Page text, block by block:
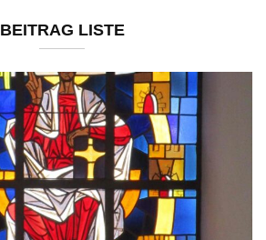
BEITRAG LISTE